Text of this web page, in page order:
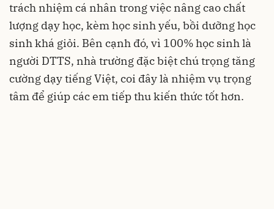
trách nhiệm cá nhân trong việc nâng cao chất
lượng dạy học, kèm học sinh yếu, bồi dưỡng học
sinh khá giỏi. Bên cạnh đó, vì 100% học sinh là
người DTTS, nhà trường đặc biệt chú trọng tăng
cường dạy tiếng Việt, coi đây là nhiệm vụ trọng
tâm để giúp các em tiếp thu kiến thức tốt hơn.